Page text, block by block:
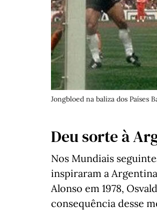
Jongbloed na baliza dos Países
Deu sorte à
Nos Mundiais
inspiraram a
Alonso em 1978,
consequência desse